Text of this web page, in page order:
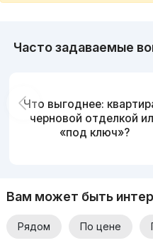
Часто задаваемые
Что выгоднее:
черновой отделкой
«под ключ»?
Вам может быть
Рядом По цене